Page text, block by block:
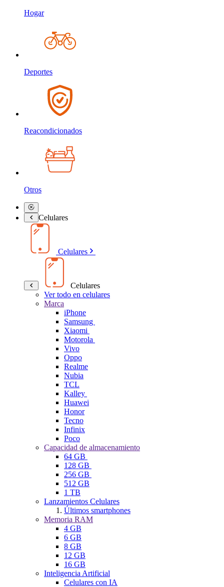
Hogar
Deportes
Reacondicionados
Otros
Celulares
Celulares
Celulares
Ver todo en celulares
Marca
iPhone
Samsung
Xiaomi
Motorola
Vivo
Oppo
Realme
Nubia
TCL
Kalley
Huawei
Honor
Tecno
Infinix
Poco
Capacidad de almacenamiento
64 GB
128 GB
256 GB
512 GB
1 TB
Lanzamientos Celulares
Últimos smartphones
Memoria RAM
4 GB
6 GB
8 GB
12 GB
16 GB
Inteligencia Artificial
Celulares con IA